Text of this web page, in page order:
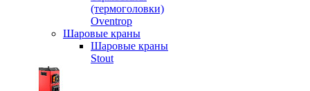
(термоголовки)
Oventrop
Шаровые краны
Шаровые краны
Stout